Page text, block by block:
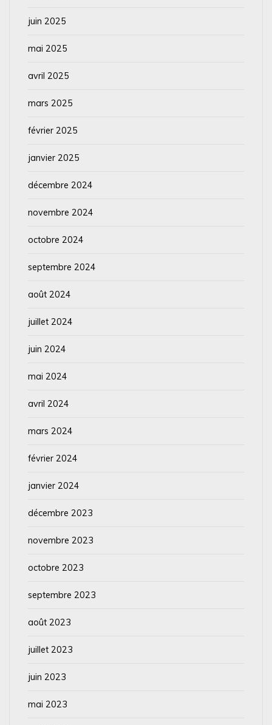
juin 2025
mai 2025
avril 2025
mars 2025
février 2025
janvier 2025
décembre 2024
novembre 2024
octobre 2024
septembre 2024
août 2024
juillet 2024
juin 2024
mai 2024
avril 2024
mars 2024
février 2024
janvier 2024
décembre 2023
novembre 2023
octobre 2023
septembre 2023
août 2023
juillet 2023
juin 2023
mai 2023